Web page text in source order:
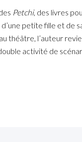
Petchi, des livres
petite fille et de
théâtre, l’auteur
activité de